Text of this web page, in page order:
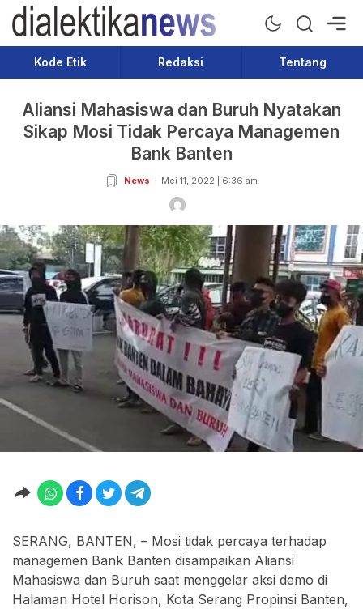
Dialektika News
Terkini dan Populer
Kode Etik Redaksi Tentang
Aliansi Mahasiswa dan Buruh Nyatakan
Sikap Mosi Tidak Percaya Managemen
Bank Banten
News Mei 11, 2022 | 6:36 am
SERANG, BANTEN, – Mosi tidak percaya terhadap
managemen Bank Banten disampaikan Aliansi
Mahasiswa dan Buruh saat menggelar aksi demo di
Halaman Hotel Horison, Kota Serang Propinsi Banten,